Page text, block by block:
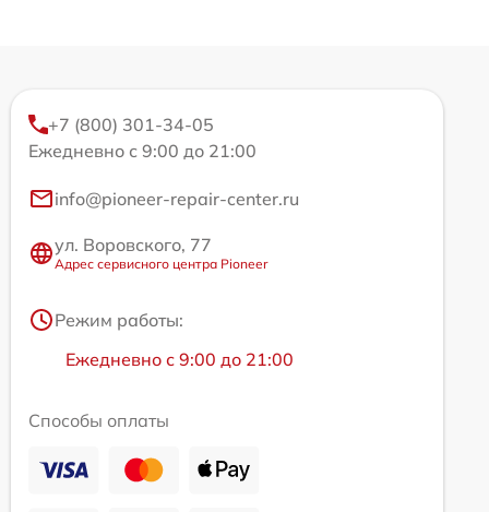
+7 (800) 301-34-05
Ежедневно с 9:00 до 21:00
info@pioneer-repair-center.ru
ул. Воровского, 77
Адрес сервисного центра Pioneer
Режим работы:
Ежедневно с 9:00 до 21:00
Способы оплаты